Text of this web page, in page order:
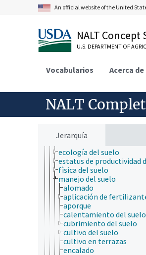
An official website of the United
NALT Concept
U.S. DEPARTMENT OF
Vocabularios Acerca de
NALT
Jerarquía
bioquímica
cartografía
ciencia ambiental
ciencia animal
ciencia de la información
ciencia de la sostenibilidad
ciencia del sistema terrestre
ciencia del suelo
análisis del suelo
biología del suelo
calidad del suelo
clasificación de suelos
ecología del suelo
estatus de productividad
fìsica del suelo
manejo del suelo
alomado
aplicación de
aporque
calentamiento del suelo
cubrimiento del suelo
cultivo del suelo
cultivo en terrazas
encalado